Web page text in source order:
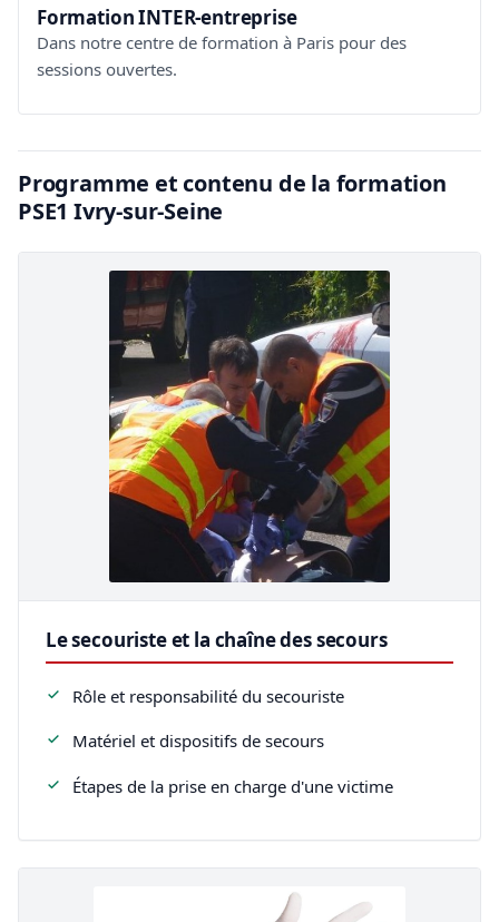
Formation INTER-entreprise
Dans notre centre de formation à Paris pour des
sessions ouvertes.
Programme et contenu de la formation
PSE1 Ivry-sur-Seine
Le secouriste et la chaîne des secours
Rôle et responsabilité du secouriste
Matériel et dispositifs de secours
Étapes de la prise en charge d'une victime